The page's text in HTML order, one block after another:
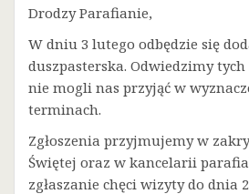
Drodzy Parafianie,
W dniu 3 lutego odbędzie się
duszpasterska. Odwiedzimy
nie mogli nas przyjąć w
terminach.
Zgłoszenia przyjmujemy w
Świętej oraz w kancelarii
zgłaszanie chęci wizyty do dnia